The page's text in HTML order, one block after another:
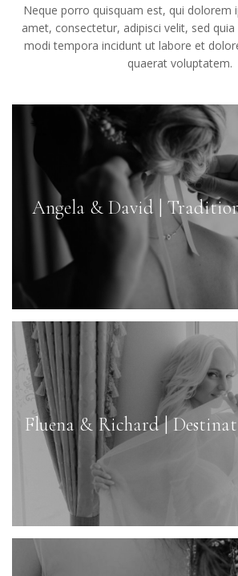
Neque porro quisquam est, qui dolorem
amet, consectetur, adipisci velit, sed
modi tempora incidunt ut labore et
quaerat voluptatem.
Angela & David |
Fluena & Richard |